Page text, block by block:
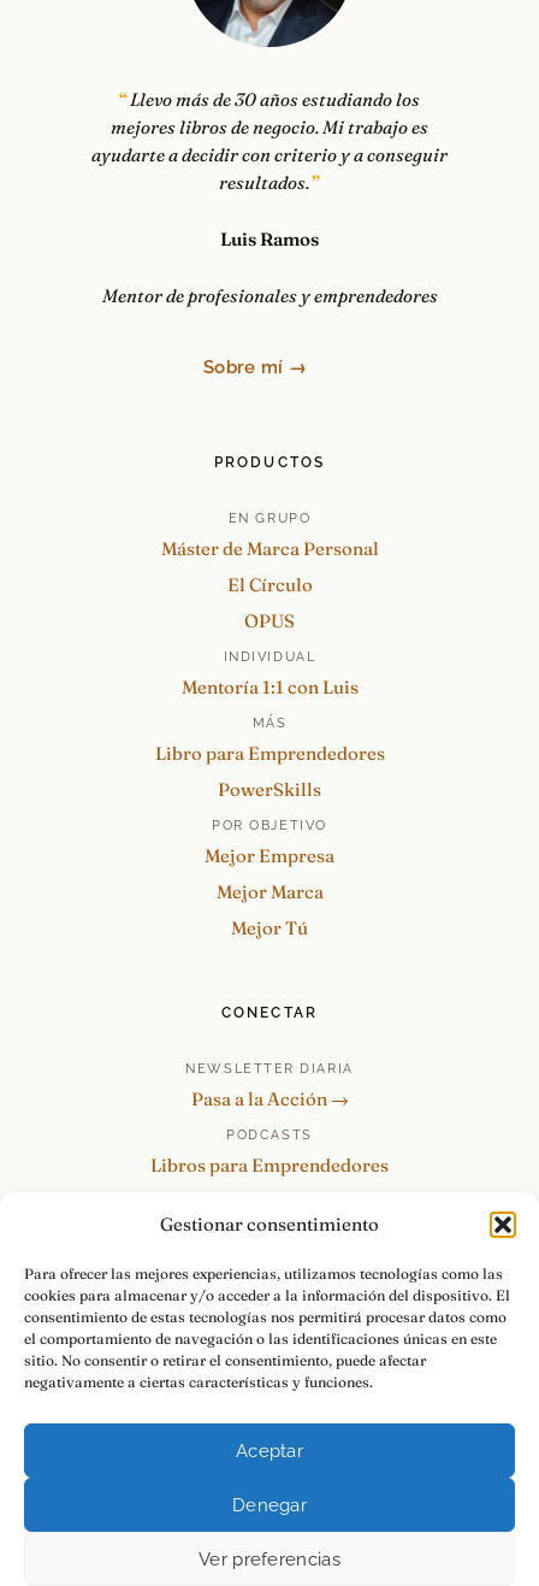
Gestionar consentimiento
Para ofrecer las mejores experiencias, utilizamos tecnologías como las
cookies para almacenar y/o acceder a la información del dispositivo. El
consentimiento de estas tecnologías nos permitirá procesar datos como
el comportamiento de navegación o las identificaciones únicas en este
sitio. No consentir o retirar el consentimiento, puede afectar
negativamente a ciertas características y funciones.
Aceptar
Denegar
Ver preferencias
Llevo más de 30 años estudiando los
mejores libros de negocio. Mi trabajo es
ayudarte a decidir con criterio y a conseguir
resultados.
Luis Ramos
Mentor de profesionales y emprendedores
Sobre mí →
PRODUCTOS
EN GRUPO
Máster de Marca Personal
El Círculo
OPUS
INDIVIDUAL
Mentoría 1:1 con Luis
MÁS
Libro para Emprendedores
PowerSkills
POR OBJETIVO
Mejor Empresa
Mejor Marca
Mejor Tú
CONECTAR
NEWSLETTER DIARIA
Pasa a la Acción →
PODCASTS
Libros para Emprendedores
re:Invéntate / PowerSkills
MENTOR360
HABLAMOS
Contacto y consultas →
Aviso LegalPrivacidad
Pasa a la Acción.